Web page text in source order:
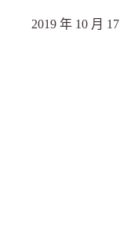
2019 年 10 月 17